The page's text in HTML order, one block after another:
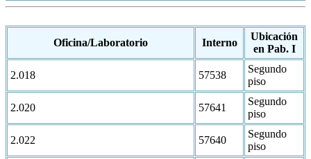
Oficina/Laboratorio Interno
Ubicación
en Pab. I
2.018 57538
Segundo
piso
2.020 57641
Segundo
piso
2.022 57640
Segundo
piso